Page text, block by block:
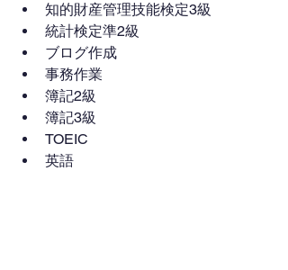
知的財産管理技能検定3級
統計検定準2級
ブログ作成
事務作業
簿記2級
簿記3級
TOEIC
英語